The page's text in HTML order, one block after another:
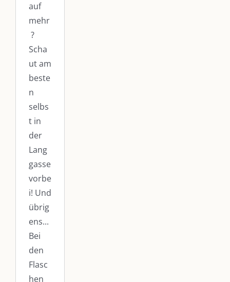
auf
mehr
?
Scha
ut am
beste
n
selbs
t in
der
Lang
gasse
vorbe
i! Und
übrig
ens...
Bei
den
Flasc
hen